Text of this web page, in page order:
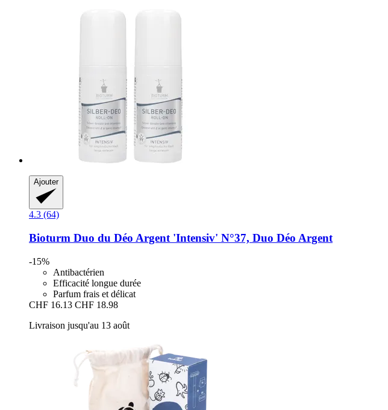
Ajouter
4.3 (64)
Bioturm Duo du Déo Argent 'Intensiv' N°37, Duo Déo Argent
-15%
Antibactérien
Efficacité longue durée
Parfum frais et délicat
CHF 16.13 CHF 18.98
Livraison jusqu'au 13 août